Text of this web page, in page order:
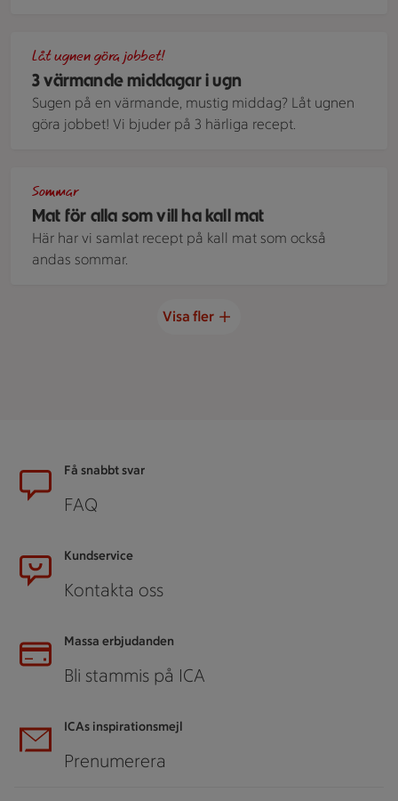
3 värmande middagar i ugn
Låt ugnen göra jobbet!
Sugen på en värmande, mustig middag? Låt ugnen
göra jobbet! Vi bjuder på 3 härliga recept.
Mat för alla som vill ha kall mat
Sommar
Här har vi samlat recept på kall mat som också
andas sommar.
Visa fler
SidfotFå snabbt svar
FAQ
Kundservice
Kontakta oss
Massa erbjudanden
Bli stammis på ICA
ICAs inspirationsmejl
Prenumerera